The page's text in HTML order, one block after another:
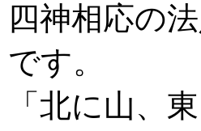
四神相応の
です。
「北に山、